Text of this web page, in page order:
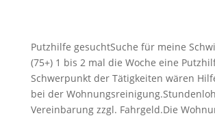
Putzhilfe gesuchtSuche für meine
(75+) 1 bis 2 mal die Woche eine
Schwerpunkt der Tätigkeiten wären
bei der
Vereinbarung zzgl. Fahrgeld.Die